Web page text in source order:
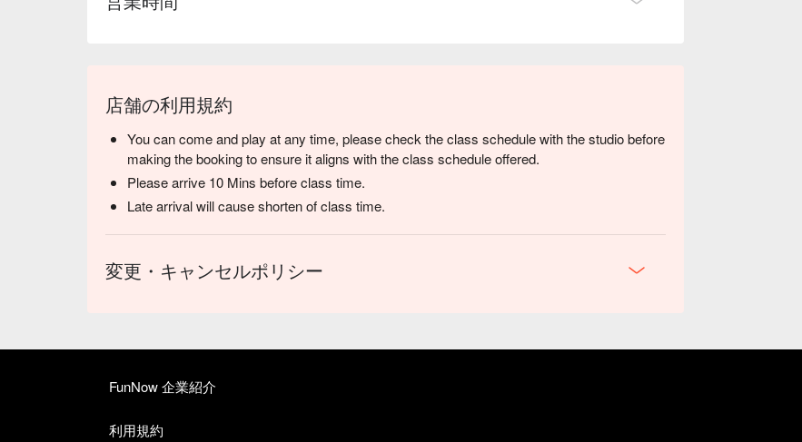
店舗の利用規約
You can come and play at any time, please check the class schedule with the studio before
making the booking to ensure it aligns with the class schedule offered.
Please arrive 10 Mins before class time.
Late arrival will cause shorten of class time.
変更・キャンセルポリシー
FunNow 企業紹介
利用規約